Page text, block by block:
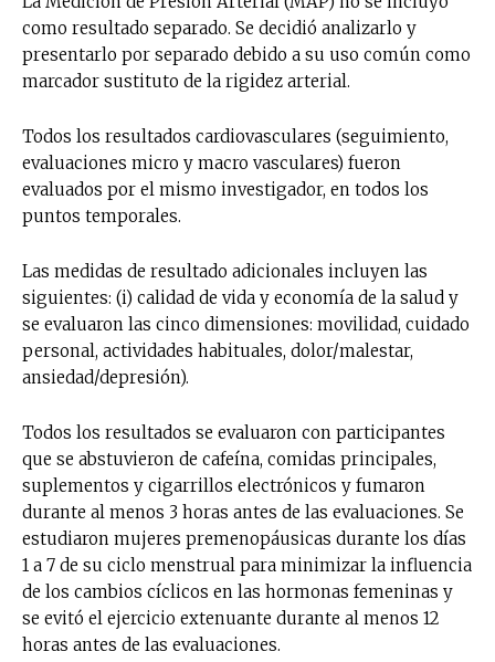
No te pierdas de las
últimas noticias
Suscríbete a nuestro boletín diario y
como resultado separado. Se decidió analizarlo y
presentarlo por separado debido a su uso común como
marcador sustituto de la rigidez arterial.
Todos los resultados cardiovasculares (seguimiento,
evaluaciones micro y macro vasculares) fueron
evaluados por el mismo investigador, en todos los
puntos temporales.
Las medidas de resultado adicionales incluyen las
siguientes: (i) calidad de vida y economía de la salud y
se evaluaron las cinco dimensiones: movilidad, cuidado
personal, actividades habituales, dolor/malestar,
ansiedad/depresión).
Todos los resultados se evaluaron con participantes
que se abstuvieron de cafeína, comidas principales,
suplementos y cigarrillos electrónicos y fumaron
durante al menos 3 horas antes de las evaluaciones. Se
estudiaron mujeres premenopáusicas durante los días
1 a 7 de su ciclo menstrual para minimizar la influencia
de los cambios cíclicos en las hormonas femeninas y
se evitó el ejercicio extenuante durante al menos 12
horas antes de las evaluaciones.